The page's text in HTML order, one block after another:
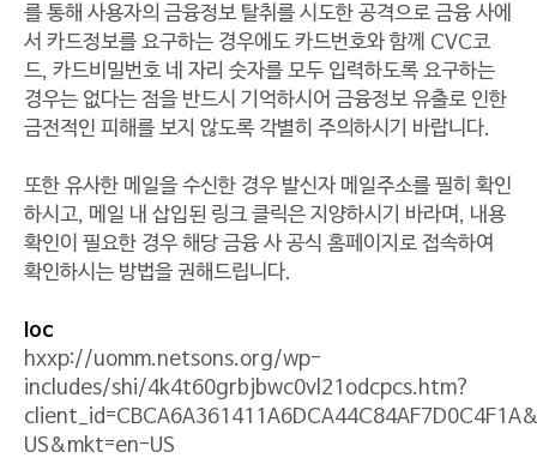
를 통해 사용자의 금융정보 탈취를 시도한 공격으로 금융 사에
서 카드정보를 요구하는 경우에도 카드번호와 함께 CVC코
드, 카드비밀번호 네 자리 숫자를 모두 입력하도록 요구하는
경우는 없다는 점을 반드시 기억하시어 금융정보 유출로 인한
금전적인 피해를 보지 않도록 각별히 주의하시기 바랍니다.
또한 유사한 메일을 수신한 경우 발신자 메일주소를 필히 확인
하시고, 메일 내 삽입된 링크 클릭은 지양하시기 바라며, 내용
확인이 필요한 경우 해당 금융 사 공식 홈페이지로 접속하여
확인하시는 방법을 권해드립니다.
Ioc
hxxp://uomm.netsons.org/wp-
includes/shi/4k4t60grbjbwc0vl21odcpcs.htm?
US&mkt=en-US